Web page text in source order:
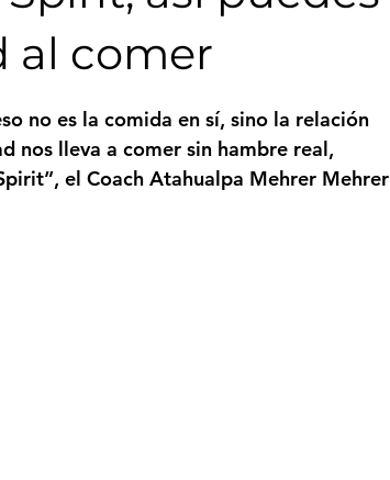
al comer
no es la comida en sí, sino la relación
nos lleva a comer sin hambre real,
, el Coach Atahualpa Mehrer Mehrer